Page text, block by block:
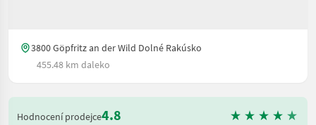
3800 Göpfritz an der Wild Dolné Rakúsko
455.48 km daleko
Hodnocení prodejce4.8